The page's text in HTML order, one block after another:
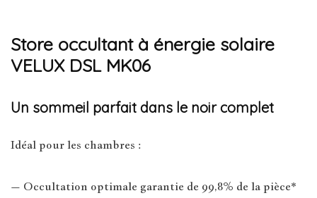
Store occultant à énergie solaire
VELUX DSL MK06
Un sommeil parfait dans le noir complet
Idéal pour les chambres :
– Occultation optimale garantie de 99,8% de la pièce*